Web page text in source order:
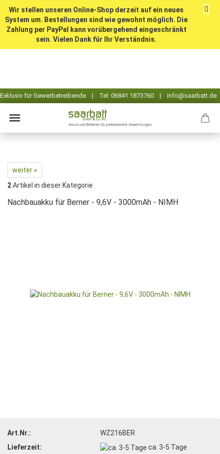
Wir stellen unseren Online-Shop derzeit auf ein neues
System um. Bestellungen sind wie gewohnt möglich. Die
Zahlung per PayPal kann vorübergehend eingeschränkt
sein. Vielen Dank für Ihr Verständnis.
weiter »
2Artikel in dieser Kategorie
Nachbauakku für Berner - 9,6V - 3000mAh - NIMH
Art.Nr.:
WZ216BER
Lieferzeit:
ca. 3-5 Tage